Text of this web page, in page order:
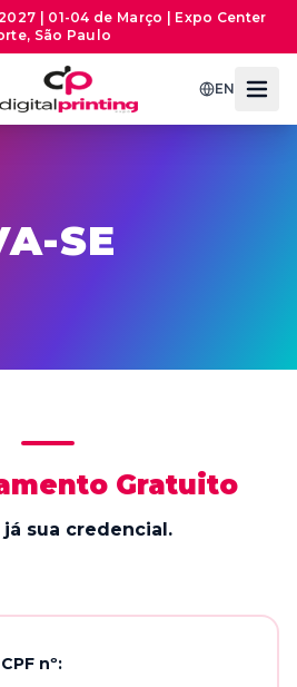
| 01-04 de Março | Expo Center
São Paulo
EN
SE
Gratuito
já sua credencial.
nº: